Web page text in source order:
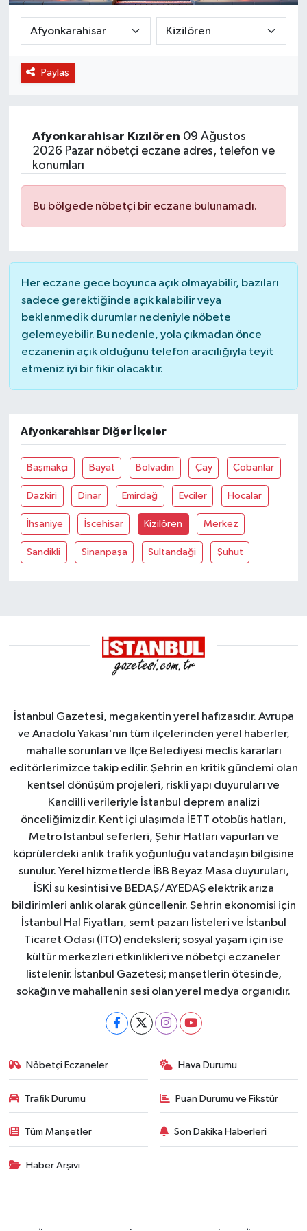
Paylaş
Afyonkarahisar Kızılören 09 Ağustos
2026 Pazar nöbetçi eczane adres, telefon ve
konumları
Bu bölgede nöbetçi bir eczane bulunamadı.
Her eczane gece boyunca açık olmayabilir, bazıları
sadece gerektiğinde açık kalabilir veya
beklenmedik durumlar nedeniyle nöbete
gelemeyebilir. Bu nedenle, yola çıkmadan önce
eczanenin açık olduğunu telefon aracılığıyla teyit
etmeniz iyi bir fikir olacaktır.
Afyonkarahisar Diğer İlçeler
Başmakçi Bayat Bolvadin Çay Çobanlar
Dazkiri Dinar Emirdağ Evciler Hocalar
İhsaniye İscehisar Kizilören Merkez
Sandikli Sinanpaşa Sultandaği Şuhut
İstanbul Gazetesi, megakentin yerel hafızasıdır. Avrupa
ve Anadolu Yakası'nın tüm ilçelerinden yerel haberler,
mahalle sorunları ve İlçe Belediyesi meclis kararları
editörlerimizce takip edilir. Şehrin en kritik gündemi olan
kentsel dönüşüm projeleri, riskli yapı duyuruları ve
Kandilli verileriyle İstanbul deprem analizi
önceliğimizdir. Kent içi ulaşımda İETT otobüs hatları,
Metro İstanbul seferleri, Şehir Hatları vapurları ve
köprülerdeki anlık trafik yoğunluğu vatandaşın bilgisine
sunulur. Yerel hizmetlerde İBB Beyaz Masa duyuruları,
İSKİ su kesintisi ve BEDAŞ/AYEDAŞ elektrik arıza
bildirimleri anlık olarak güncellenir. Şehrin ekonomisi için
İstanbul Hal Fiyatları, semt pazarı listeleri ve İstanbul
Ticaret Odası (İTO) endeksleri; sosyal yaşam için ise
kültür merkezleri etkinlikleri ve nöbetçi eczaneler
listelenir. İstanbul Gazetesi; manşetlerin ötesinde,
sokağın ve mahallenin sesi olan yerel medya organıdır.
Nöbetçi Eczaneler Hava Durumu
Trafik Durumu Puan Durumu ve Fikstür
Tüm Manşetler Son Dakika Haberleri
Haber Arşivi
BİLİM VE TEKNOLOJİ